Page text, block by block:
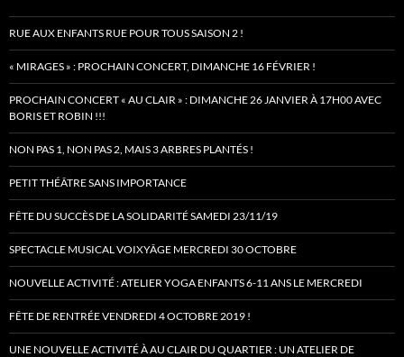
RUE AUX ENFANTS RUE POUR TOUS SAISON 2 !
« MIRAGES » : PROCHAIN CONCERT, DIMANCHE 16 FÉVRIER !
PROCHAIN CONCERT « AU CLAIR » : DIMANCHE 26 JANVIER À 17H00 AVEC
BORIS ET ROBIN !!!
NON PAS 1, NON PAS 2, MAIS 3 ARBRES PLANTÉS !
PETIT THÉÂTRE SANS IMPORTANCE
FÊTE DU SUCCÈS DE LA SOLIDARITÉ SAMEDI 23/11/19
SPECTACLE MUSICAL VOIXYÂGE MERCREDI 30 OCTOBRE
NOUVELLE ACTIVITÉ : ATELIER YOGA ENFANTS 6-11 ANS LE MERCREDI
FÊTE DE RENTRÉE VENDREDI 4 OCTOBRE 2019 !
UNE NOUVELLE ACTIVITÉ À AU CLAIR DU QUARTIER : UN ATELIER DE